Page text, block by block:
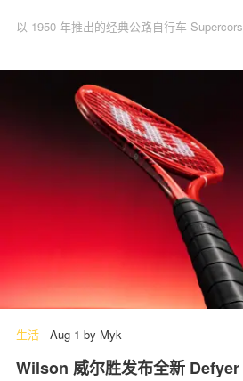
以 1950 年推出的经典公路自行车
生活 - Aug 1 by Myk
Wilson 威尔胜发布全新